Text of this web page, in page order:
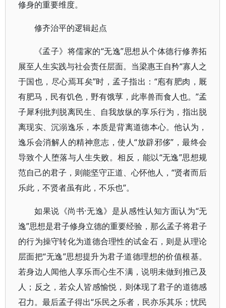
修身的重要维度。
修齐治平的逻辑起点
《孟子》将儒家的“无逸”思想从个体德行修养拓
展至人生实践与社会责任层面。当梁惠王自矜“寡人之
于国也，尽心焉耳矣”时，孟子指出：“庖有肥肉，厩
有肥马，民有饥色，野有饿莩，此率兽而食人也。”孟
子犀利批判脱离民生、自我放纵的享乐行为，指出脱
离现实、沉溺逸乐，本质是背离道德本心。他认为，
逸乐会消解人的精神意志，使人“放辟邪侈”，最终会
导致个人堕落与人生失败。相反，能以“无逸”思想规
范自己的君子，则能坚守正道、心怀他人，“贤者而后
乐此，不贤者虽有此，不乐也”。
如果说《尚书·无逸》是从感性认知方面认为“无
逸”思想是君子修身立德的重要经验，那么孟子将君子
的行为操守转化为道德合理性的试金石，则是从理论
层面把“无逸”思想提升为君子道德理想的价值根基。
若身边人闻他人享乐而心生不满，说明未做到推己及
人；反之，若众人皆感愉悦，则体现了君子的道德感
召力。最后孟子得出“乐民之乐者，民亦乐其乐；忧民